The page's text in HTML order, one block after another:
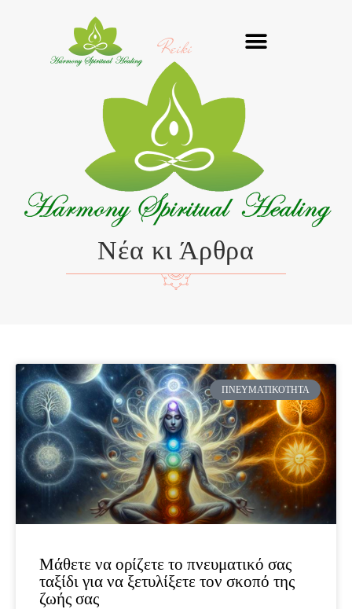
Reiki
Νέα κι Άρθρα
ΠΝΕΥΜΑΤΙΚΌΤΗΤΑ
Μάθετε να ορίζετε το πνευματικό σας
ταξίδι για να ξετυλίξετε τον σκοπό της
ζωής σας